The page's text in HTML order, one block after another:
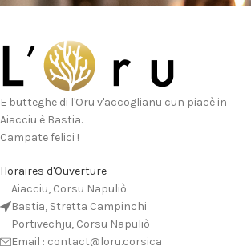
E butteghe di l'Oru v'accoglianu cun piacè in
Aiacciu è Bastia.
Campate felici !
Horaires d'Ouverture
Aiacciu, Corsu Napuliò
Bastia, Stretta Campinchi
Portivechju, Corsu Napuliò
Email : contact@loru.corsica